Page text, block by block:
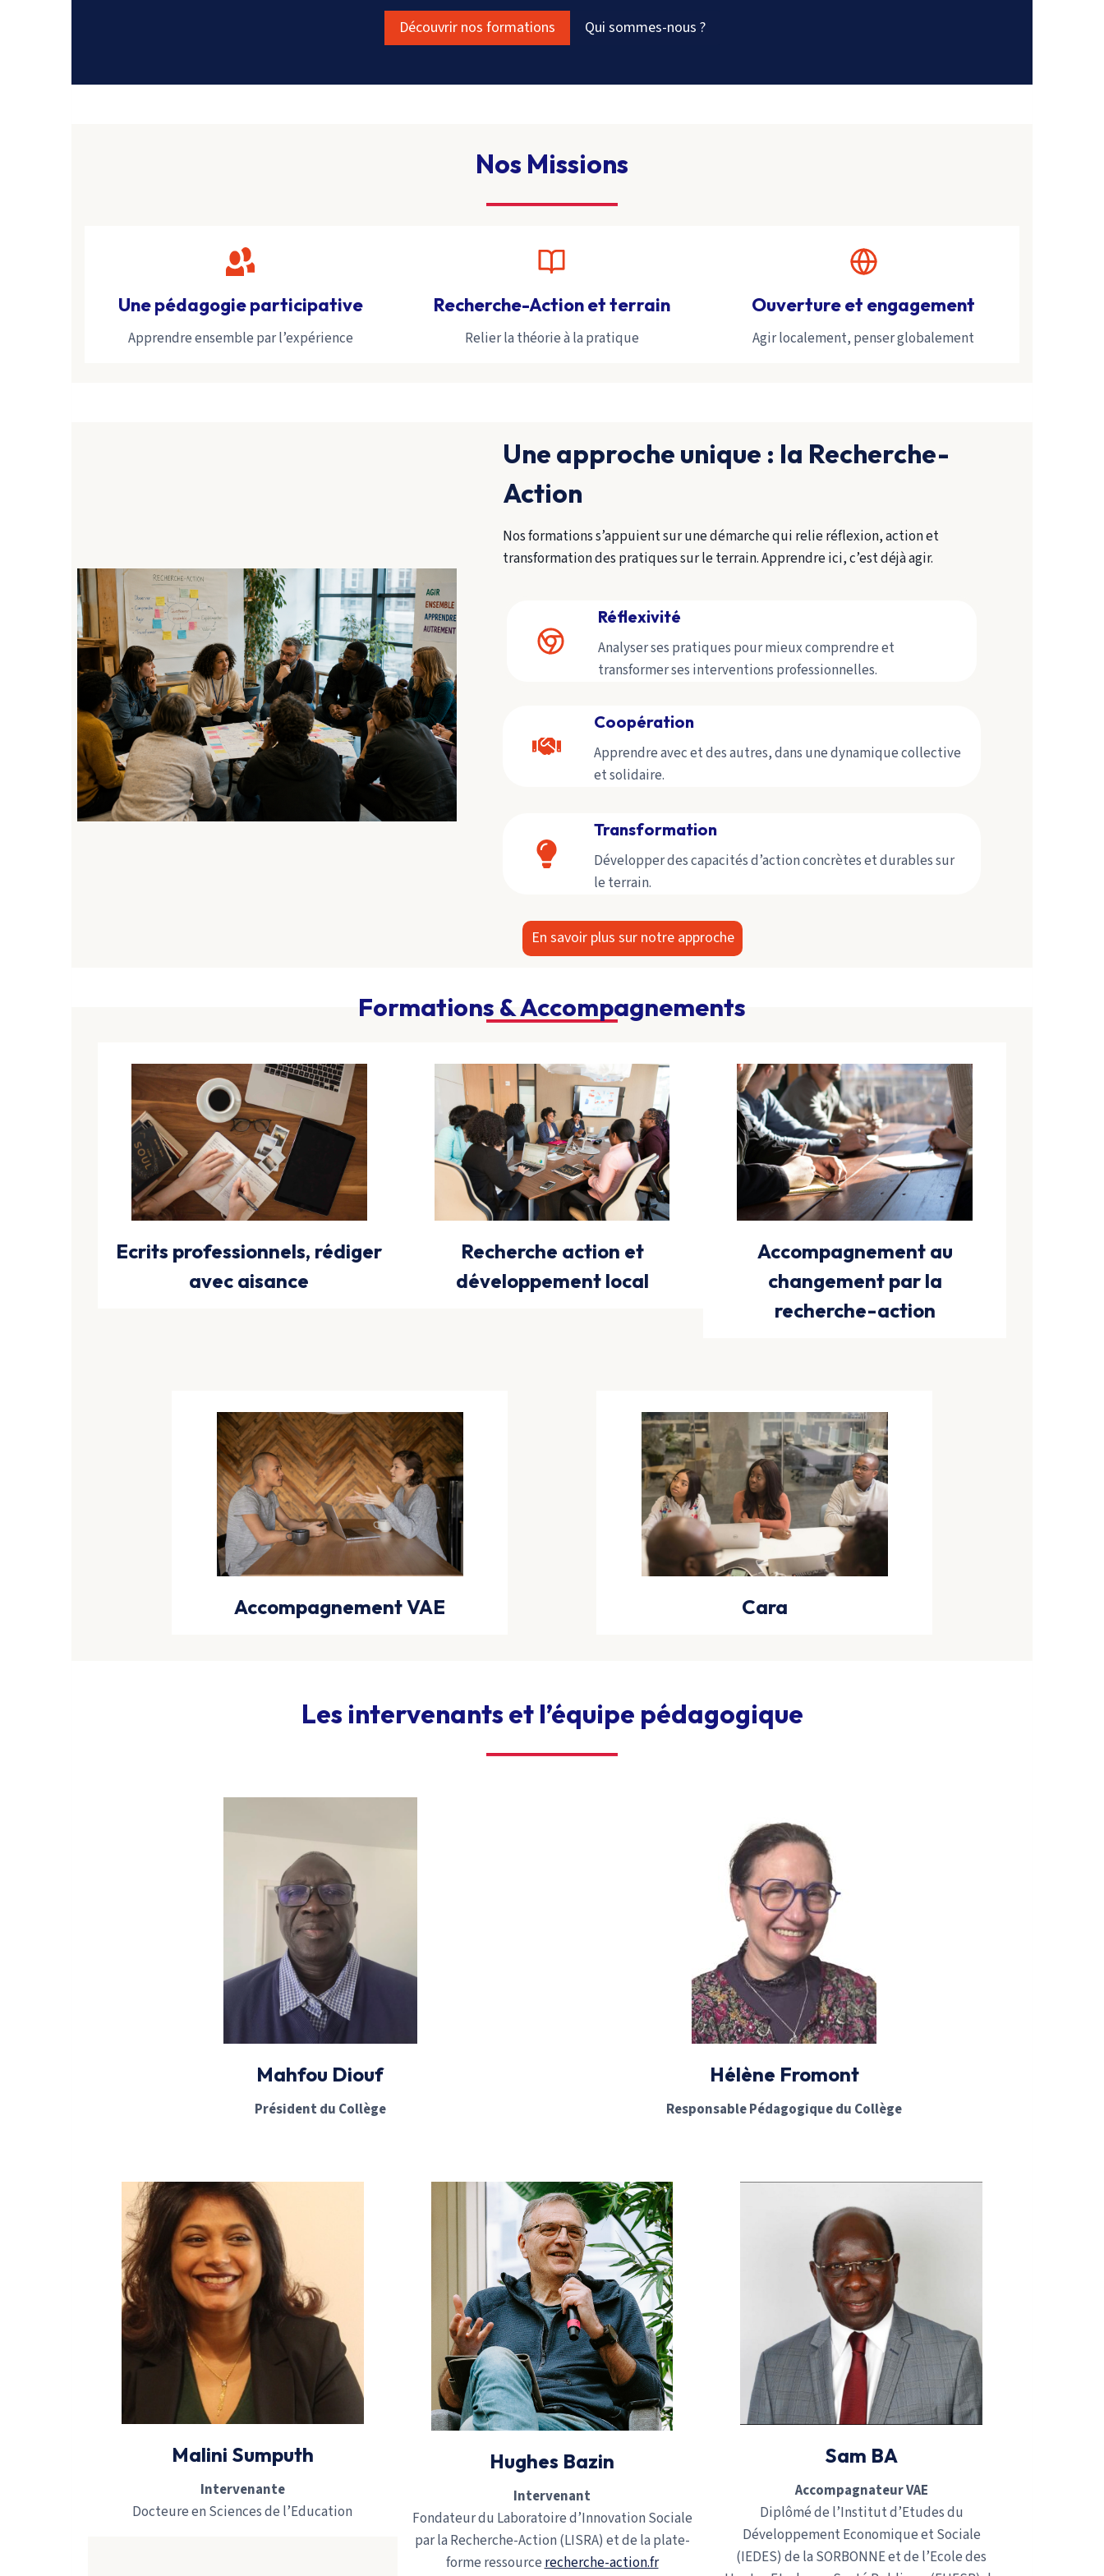
Découvrir nos formations Qui sommes-nous ?
Nos Missions
Une pédagogie participative
Apprendre ensemble par l’expérience
Recherche-Action et terrain
Relier la théorie à la pratique
Ouverture et engagement
Agir localement, penser globalement
Une approche unique : la Recherche-
Action
Nos formations s’appuient sur une démarche qui relie réflexion, action et
transformation des pratiques sur le terrain. Apprendre ici, c’est déjà agir.
Réflexivité
Analyser ses pratiques pour mieux comprendre et
transformer ses interventions professionnelles.
Coopération
Apprendre avec et des autres, dans une dynamique collective
et solidaire.
Transformation
Développer des capacités d’action concrètes et durables sur
le terrain.
En savoir plus sur notre approche
Formations & Accompagnements
Ecrits professionnels, rédiger
avec aisance
Recherche action et
développement local
Accompagnement au
changement par la
recherche-action
Accompagnement VAE Cara
Les intervenants et l’équipe pédagogique
Mahfou Diouf
Président du Collège
Hélène Fromont
Responsable Pédagogique du Collège
Malini Sumputh
Intervenante
Docteure en Sciences de l’Education
Hughes Bazin
Intervenant
Fondateur du Laboratoire d’Innovation Sociale
par la Recherche-Action (LISRA) et de la plate-
forme ressource recherche-action.fr
Sam BA
Accompagnateur VAE
Diplômé de l’Institut d’Etudes du
Développement Economique et Sociale
(IEDES) de la SORBONNE et de l’Ecole des